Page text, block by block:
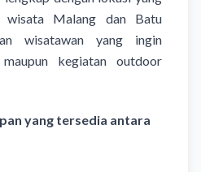
wisata Malang dan Batu
wisatawan yang ingin
kegiatan outdoor
yang tersedia antara